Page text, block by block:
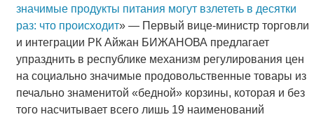
значимые продукты питания могут взлететь в десятки
раз: что происходит» — Первый вице-министр торговли
и интеграции РК Айжан БИЖАНОВА предлагает
упразднить в республике механизм регулирования цен
на социально значимые продовольственные товары из
печально знаменитой «бедной» корзины, которая и без
того насчитывает всего лишь 19 наименований